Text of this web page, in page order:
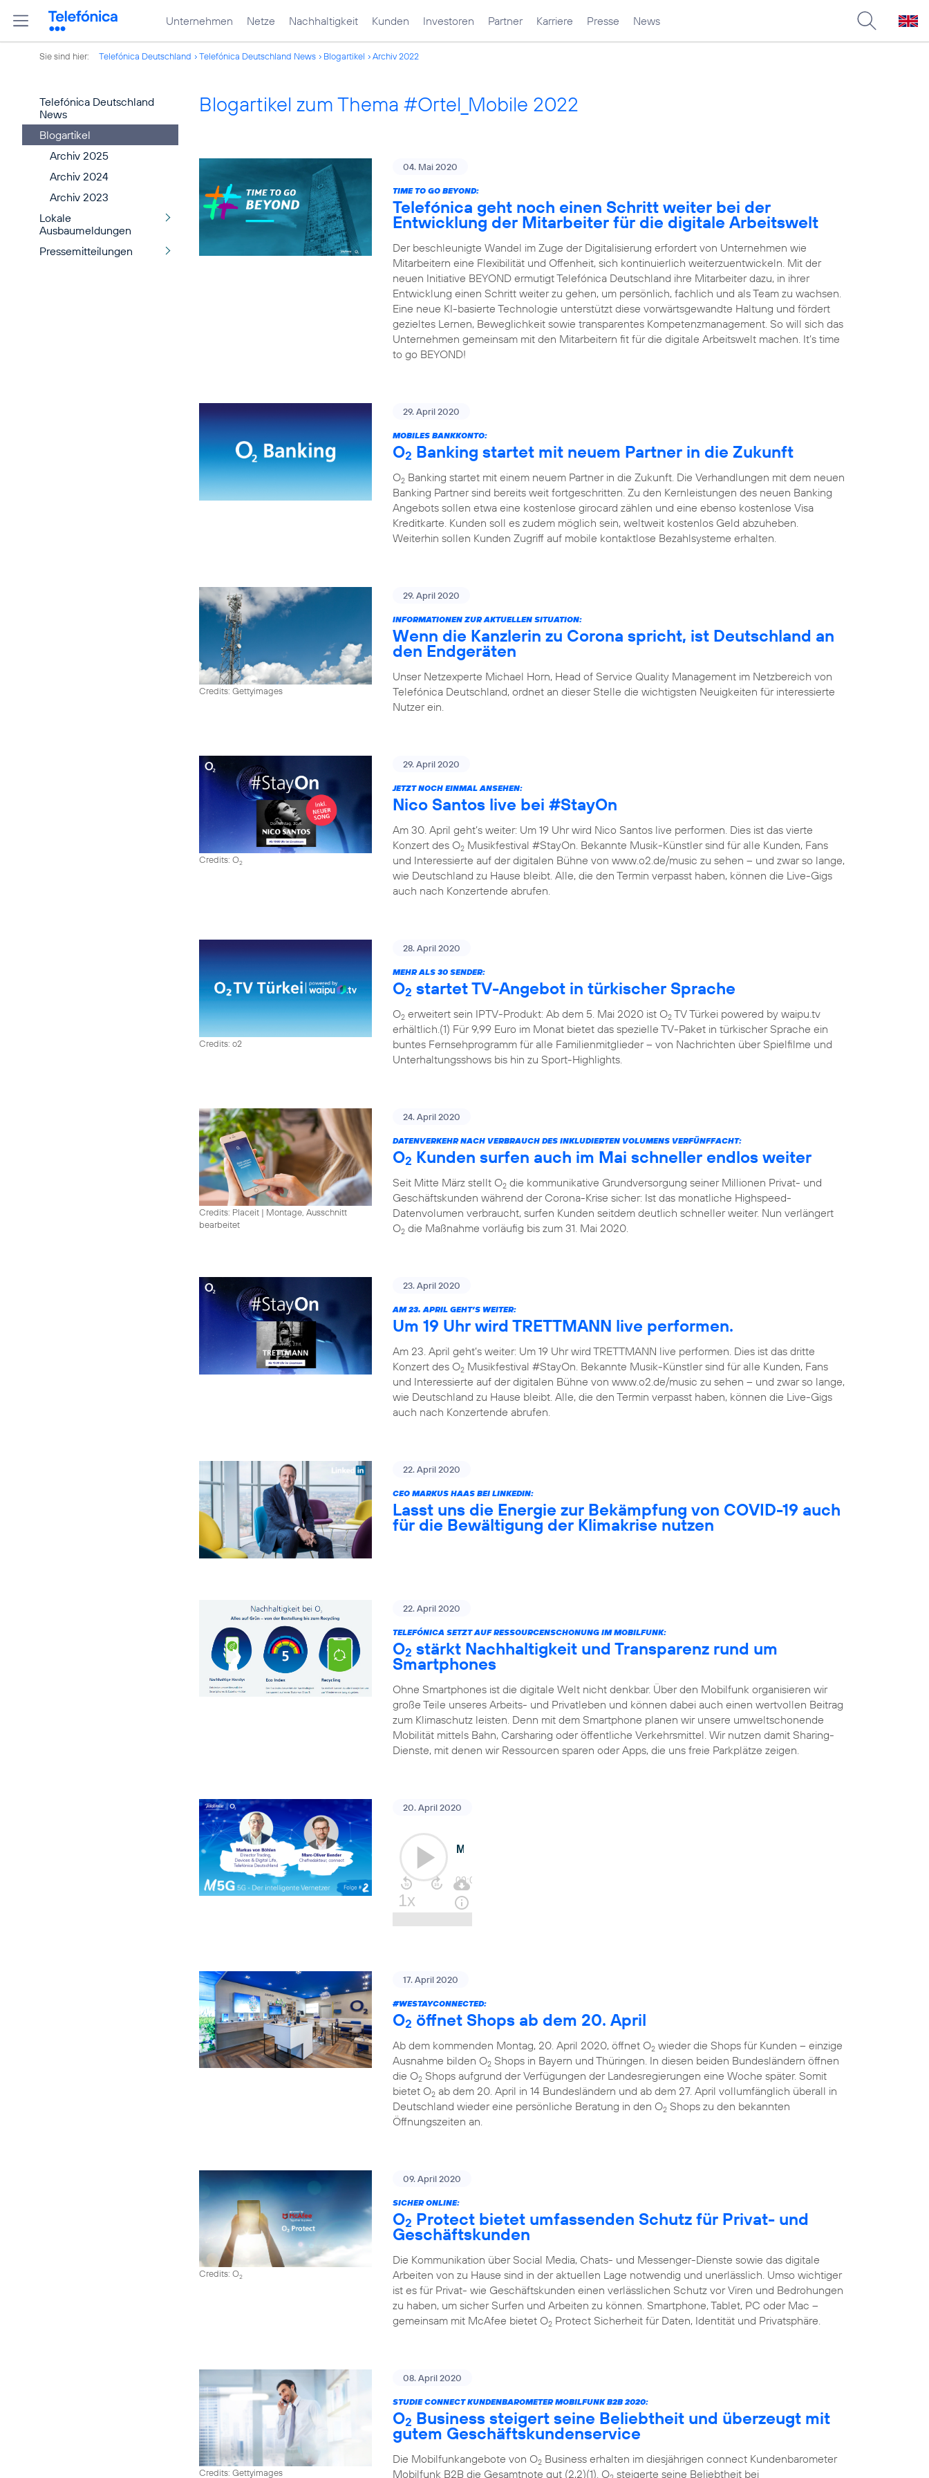
Unternehmen Netze Nachhaltigkeit Kunden Investoren Partner Karriere Presse News
Sie sind hier: Telefónica Deutschland Telefónica Deutschland News Blogartikel Archiv 2022
Telefónica Deutschland
News
Blogartikel
Archiv 2025
Archiv 2024
Archiv 2023
Lokale
Ausbaumeldungen
Pressemitteilungen
Blogartikel zum Thema #Ortel_Mobile 2022
04. Mai 2020
TIME TO GO BEYOND:
Telefónica geht noch einen Schritt weiter bei der
Entwicklung der Mitarbeiter für die digitale Arbeitswelt
Der beschleunigte Wandel im Zuge der Digitalisierung erfordert von Unternehmen wie
Mitarbeitern eine Flexibilität und Offenheit, sich kontinuierlich weiterzuentwickeln. Mit der
neuen Initiative BEYOND ermutigt Telefónica Deutschland ihre Mitarbeiter dazu, in ihrer
Entwicklung einen Schritt weiter zu gehen, um persönlich, fachlich und als Team zu wachsen.
Eine neue KI-basierte Technologie unterstützt diese vorwärtsgewandte Haltung und fördert
gezieltes Lernen, Beweglichkeit sowie transparentes Kompetenzmanagement. So will sich das
Unternehmen gemeinsam mit den Mitarbeitern fit für die digitale Arbeitswelt machen. It’s time
to go BEYOND!
29. April 2020
MOBILES BANKKONTO:
O2 Banking startet mit neuem Partner in die Zukunft
O2 Banking startet mit einem neuem Partner in die Zukunft. Die Verhandlungen mit dem neuen
Banking Partner sind bereits weit fortgeschritten. Zu den Kernleistungen des neuen Banking
Angebots sollen etwa eine kostenlose girocard zählen und eine ebenso kostenlose Visa
Kreditkarte. Kunden soll es zudem möglich sein, weltweit kostenlos Geld abzuheben.
Weiterhin sollen Kunden Zugriff auf mobile kontaktlose Bezahlsysteme erhalten.
Credits: Gettyimages
29. April 2020
INFORMATIONEN ZUR AKTUELLEN SITUATION:
Wenn die Kanzlerin zu Corona spricht, ist Deutschland an
den Endgeräten
Unser Netzexperte Michael Horn, Head of Service Quality Management im Netzbereich von
Telefónica Deutschland, ordnet an dieser Stelle die wichtigsten Neuigkeiten für interessierte
Nutzer ein.
Credits: O2
29. April 2020
JETZT NOCH EINMAL ANSEHEN:
Nico Santos live bei #StayOn
Am 30. April geht’s weiter: Um 19 Uhr wird Nico Santos live performen. Dies ist das vierte
Konzert des O2 Musikfestival #StayOn. Bekannte Musik-Künstler sind für alle Kunden, Fans
und Interessierte auf der digitalen Bühne von www.o2.de/music zu sehen – und zwar so lange,
wie Deutschland zu Hause bleibt. Alle, die den Termin verpasst haben, können die Live-Gigs
auch nach Konzertende abrufen.
Credits: o2
28. April 2020
MEHR ALS 30 SENDER:
O2 startet TV-Angebot in türkischer Sprache
O2 erweitert sein IPTV-Produkt: Ab dem 5. Mai 2020 ist O2 TV Türkei powered by waipu.tv
erhältlich.(1) Für 9,99 Euro im Monat bietet das spezielle TV-Paket in türkischer Sprache ein
buntes Fernsehprogramm für alle Familienmitglieder – von Nachrichten über Spielfilme und
Unterhaltungsshows bis hin zu Sport-Highlights.
Credits: Placeit | Montage, Ausschnitt
bearbeitet
24. April 2020
DATENVERKEHR NACH VERBRAUCH DES INKLUDIERTEN VOLUMENS VERFÜNFFACHT:
O2 Kunden surfen auch im Mai schneller endlos weiter
Seit Mitte März stellt O2 die kommunikative Grundversorgung seiner Millionen Privat- und
Geschäftskunden während der Corona-Krise sicher: Ist das monatliche Highspeed-
Datenvolumen verbraucht, surfen Kunden seitdem deutlich schneller weiter. Nun verlängert
O2 die Maßnahme vorläufig bis zum 31. Mai 2020.
23. April 2020
AM 23. APRIL GEHT’S WEITER:
Um 19 Uhr wird TRETTMANN live performen.
Am 23. April geht’s weiter: Um 19 Uhr wird TRETTMANN live performen. Dies ist das dritte
Konzert des O2 Musikfestival #StayOn. Bekannte Musik-Künstler sind für alle Kunden, Fans
und Interessierte auf der digitalen Bühne von www.o2.de/music zu sehen – und zwar so lange,
wie Deutschland zu Hause bleibt. Alle, die den Termin verpasst haben, können die Live-Gigs
auch nach Konzertende abrufen.
22. April 2020
CEO MARKUS HAAS BEI LINKEDIN:
Lasst uns die Energie zur Bekämpfung von COVID-19 auch
für die Bewältigung der Klimakrise nutzen
22. April 2020
TELEFÓNICA SETZT AUF RESSOURCENSCHONUNG IM MOBILFUNK:
O2 stärkt Nachhaltigkeit und Transparenz rund um
Smartphones
Ohne Smartphones ist die digitale Welt nicht denkbar. Über den Mobilfunk organisieren wir
große Teile unseres Arbeits- und Privatleben und können dabei auch einen wertvollen Beitrag
zum Klimaschutz leisten. Denn mit dem Smartphone planen wir unsere umweltschonende
Mobilität mittels Bahn, Carsharing oder öffentliche Verkehrsmittel. Wir nutzen damit Sharing-
Dienste, mit denen wir Ressourcen sparen oder Apps, die uns freie Parkplätze zeigen.
20. April 2020
17. April 2020
#WESTAYCONNECTED:
O2 öffnet Shops ab dem 20. April
Ab dem kommenden Montag, 20. April 2020, öffnet O2 wieder die Shops für Kunden – einzige
Ausnahme bilden O2 Shops in Bayern und Thüringen. In diesen beiden Bundesländern öffnen
die O2 Shops aufgrund der Verfügungen der Landesregierungen eine Woche später. Somit
bietet O2 ab dem 20. April in 14 Bundesländern und ab dem 27. April vollumfänglich überall in
Deutschland wieder eine persönliche Beratung in den O2 Shops zu den bekannten
Öffnungszeiten an.
Credits: O2
09. April 2020
SICHER ONLINE:
O2 Protect bietet umfassenden Schutz für Privat- und
Geschäftskunden
Die Kommunikation über Social Media, Chats- und Messenger-Dienste sowie das digitale
Arbeiten von zu Hause sind in der aktuellen Lage notwendig und unerlässlich. Umso wichtiger
ist es für Privat- wie Geschäftskunden einen verlässlichen Schutz vor Viren und Bedrohungen
zu haben, um sicher Surfen und Arbeiten zu können. Smartphone, Tablet, PC oder Mac –
gemeinsam mit McAfee bietet O2 Protect Sicherheit für Daten, Identität und Privatsphäre.
Credits: Gettyimages
08. April 2020
STUDIE CONNECT KUNDENBAROMETER MOBILFUNK B2B 2020:
O2 Business steigert seine Beliebtheit und überzeugt mit
gutem Geschäftskundenservice
Die Mobilfunkangebote von O2 Business erhalten im diesjährigen connect Kundenbarometer
Mobilfunk B2B die Gesamtnote gut (2,2)(1). O steigerte seine Beliebtheit bei